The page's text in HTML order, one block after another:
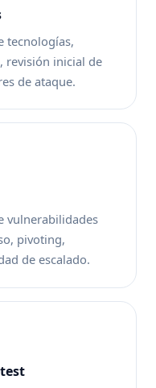
tecnologías,
revisión inicial de
de ataque.
vulnerabilidades
pivoting,
de escalado.